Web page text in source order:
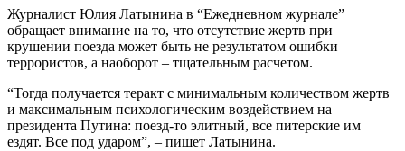
Журналист Юлия Латынина в “Ежедневном журнале”
обращает внимание на то, что отсутствие жертв при
крушении поезда может быть не результатом ошибки
террористов, а наоборот – тщательным расчетом.
“Тогда получается теракт с минимальным количеством жертв
и максимальным психологическим воздействием на
президента Путина: поезд-то элитный, все питерские им
ездят. Все под ударом”, – пишет Латынина.